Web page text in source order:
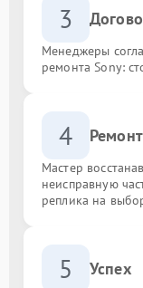
3
Менеджеры
ремонта Sony:
4 Ремонт
Мастер
неисправную
реплика на
5 Успех